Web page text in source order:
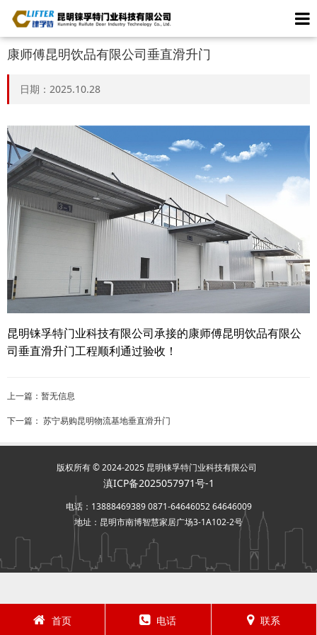
康师傅昆明饮品有限公司垂直滑升门
日期：2025.10.28
昆明铼孚特门业科技有限公司承接的康师傅昆明饮品有限公
司垂直滑升门工程顺利通过验收！
上一篇：暂无信息
下一篇： 苏宁易购昆明物流基地垂直滑升门
版权所有 © 2024-2025 昆明铼孚特门业科技有限公司
滇ICP备2025057971号-1
电话：13888469389 0871-64646052 64646009
地址：昆明市南博智慧家居广场3-1A102-2号
首页 电话 联系